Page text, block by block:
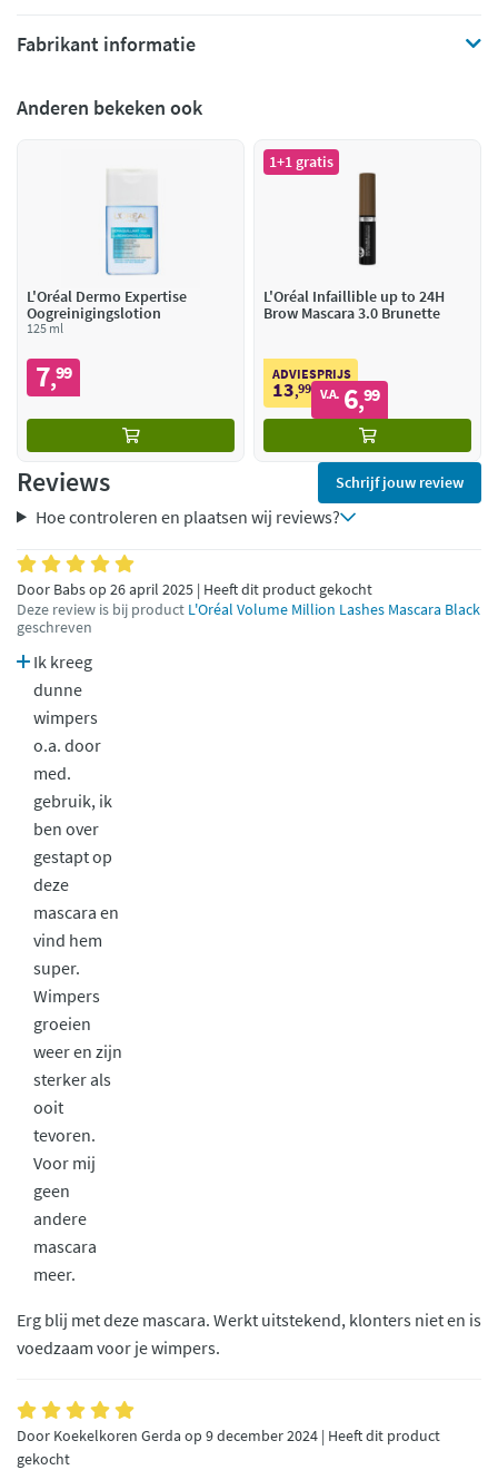
Fabrikant informatie
Anderen bekeken ook
L'Oréal Dermo Expertise
Oogreinigingslotion
125 ml
7,99
1+1 gratis
L'Oréal Infaillible up to 24H
Brow Mascara 3.0 Brunette
ADVIESPRIJS
13,99 V.A. 6,99
Reviews Schrijf jouw review
Hoe controleren en plaatsen wij reviews?
Door Babs op 26 april 2025 | Heeft dit product gekocht
Deze review is bij product L'Oréal Volume Million Lashes Mascara Black
geschreven
Ik kreeg
dunne
wimpers
o.a. door
med.
gebruik, ik
ben over
gestapt op
deze
mascara en
vind hem
super.
Wimpers
groeien
weer en zijn
sterker als
ooit
tevoren.
Voor mij
geen
andere
mascara
meer.
Erg blij met deze mascara. Werkt uitstekend, klonters niet en is
voedzaam voor je wimpers.
Door Koekelkoren Gerda op 9 december 2024 | Heeft dit product
gekocht